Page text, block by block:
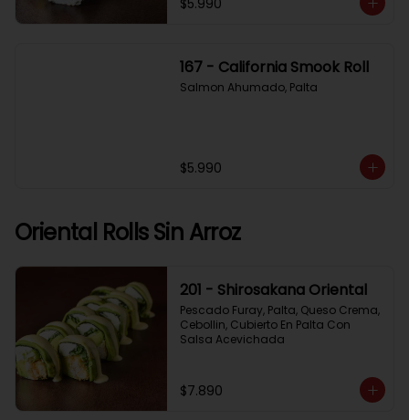
$5.990
167 - California Smook Roll
Salmon Ahumado, Palta
$5.990
Oriental Rolls Sin Arroz
201 - Shirosakana Oriental
Pescado Furay, Palta, Queso Crema,
Cebollin, Cubierto En Palta Con
Salsa Acevichada
$7.890